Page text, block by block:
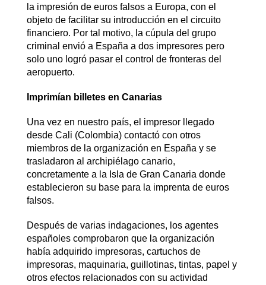
la impresión de euros falsos a Europa, con el
objeto de facilitar su introducción en el circuito
financiero. Por tal motivo, la cúpula del grupo
criminal envió a España a dos impresores pero
solo uno logró pasar el control de fronteras del
aeropuerto.
Imprimían billetes en Canarias
Una vez en nuestro país, el impresor llegado
desde Cali (Colombia) contactó con otros
miembros de la organización en España y se
trasladaron al archipiélago canario,
concretamente a la Isla de Gran Canaria donde
establecieron su base para la imprenta de euros
falsos.
Después de varias indagaciones, los agentes
españoles comprobaron que la organización
había adquirido impresoras, cartuchos de
impresoras, maquinaria, guillotinas, tintas, papel y
otros efectos relacionados con su actividad